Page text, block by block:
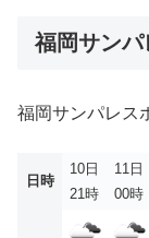
福岡サン
福岡サンパレス
日時
10日
21時
11日
00時